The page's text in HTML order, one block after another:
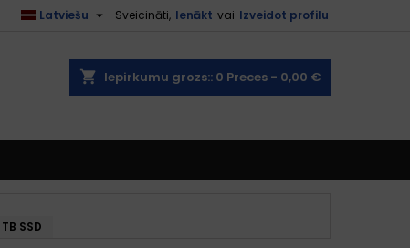
Sveicināti, Ienākt vai Izveidot profilu
Latviešu 
shopping_cart Iepirkumu grozs:: 0 Preces - 0,00 €
SSD